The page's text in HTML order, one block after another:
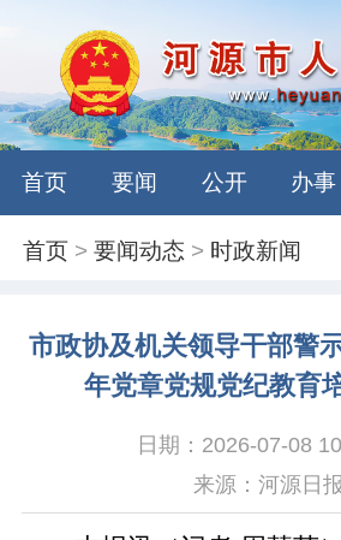
首页 要闻 公开 办事
首页 >要闻动态 > 时政新闻
市政协及机关领导干部警
年党章党规党纪教育
日期：2026-07-08
来源：河源日报